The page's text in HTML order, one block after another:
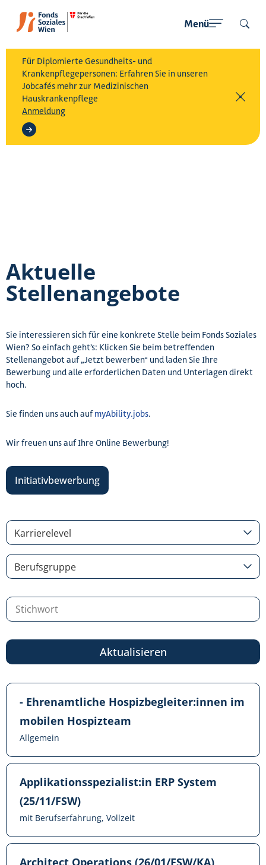
Menü
Für Diplomierte Gesundheits- und
Krankenpflegepersonen: Erfahren Sie in unseren
Jobcafés mehr zur Medizinischen
Hauskrankenpflege
Anmeldung
Aktuelle
Stellenangebote
Sie interessieren sich für eine konkrete Stelle beim Fonds Soziales
Wien? So einfach geht’s: Klicken Sie beim betreffenden
Stellenangebot auf „Jetzt bewerben“ und laden Sie Ihre
Bewerbung und alle erforderlichen Daten und Unterlagen direkt
hoch.
Sie finden uns auch aufmyAbility.jobs.
Wir freuen uns auf Ihre Online Bewerbung!
Initiativbewerbung
Karrierelevel
Berufsgruppe
Aktualisieren
- Ehrenamtliche Hospizbegleiter:innen im
mobilen Hospizteam
Allgemein
Applikationsspezialist:in ERP System
(25/11/FSW)
mit Berufserfahrung, Vollzeit